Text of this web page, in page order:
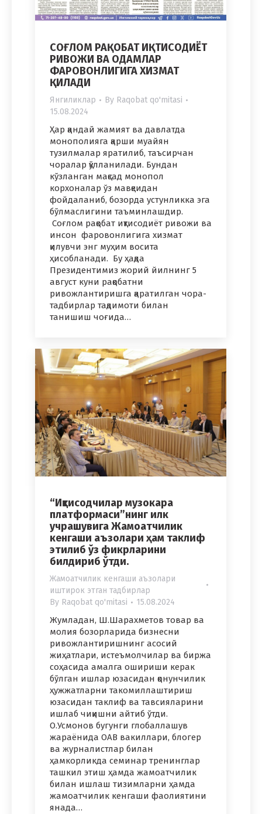
СОҒЛОМ РАҚОБАТ ИҚТИСОДИЁТ
РИВОЖИ ВА ОДАМЛАР
ФАРОВОНЛИГИГА ХИЗМАТ
ҚИЛАДИ
Янгиликлар By Raqobat qo'mitasi
15.08.2024
Ҳар қандай жамият ва давлатда
монополияга қарши муайян
тузилмалар яратилиб, таъсирчан
чоралар қўлланилади. Бундан
кўзланган мақсад монопол
корхоналар ўз мавқеидан
фойдаланиб, бозорда устунликка эга
бўлмаслигини таъминлашдир.
Соғлом рақобат иқтисодиёт ривожи ва
инсон фаровонлигига хизмат
қилувчи энг муҳим восита
ҳисобланади. Бу ҳақда
Президентимиз жорий йилнинг 5
август куни рақобатни
ривожлантиришга қаратилган чора-
тадбирлар тақдимоти билан
танишиш чоғида…
“Иқтисодчилар музокара
платформаси”нинг илк
учрашувига Жамоатчилик
кенгаши аъзолари ҳам таклиф
этилиб ўз фикрларини
билдириб ўтди.
Жамоатчилик кенгаши аъзолари
иштирок этган тадбирлар
By Raqobat qo'mitasi 15.08.2024
Жумладан, Ш.Шарахметов товар ва
молия бозорларида бизнесни
ривожлантиришнинг асосий
жиҳатлари, истеъмолчилар ва биржа
соҳасида амалга ошириши керак
бўлган ишлар юзасидан қонунчилик
ҳужжатларни такомиллаштириш
юзасидан таклиф ва тавсияларини
ишлаб чиқишни айтиб ўтди.
О.Усмонов бугунги глобаллашув
жараёнида ОАВ вакиллари, блогер
ва журналистлар билан
ҳамкорликда семинар тренинглар
ташкил этиш ҳамда жамоатчилик
билан ишлаш тизимларни ҳамда
жамоатчилик кенгаши фаолиятини
янада…